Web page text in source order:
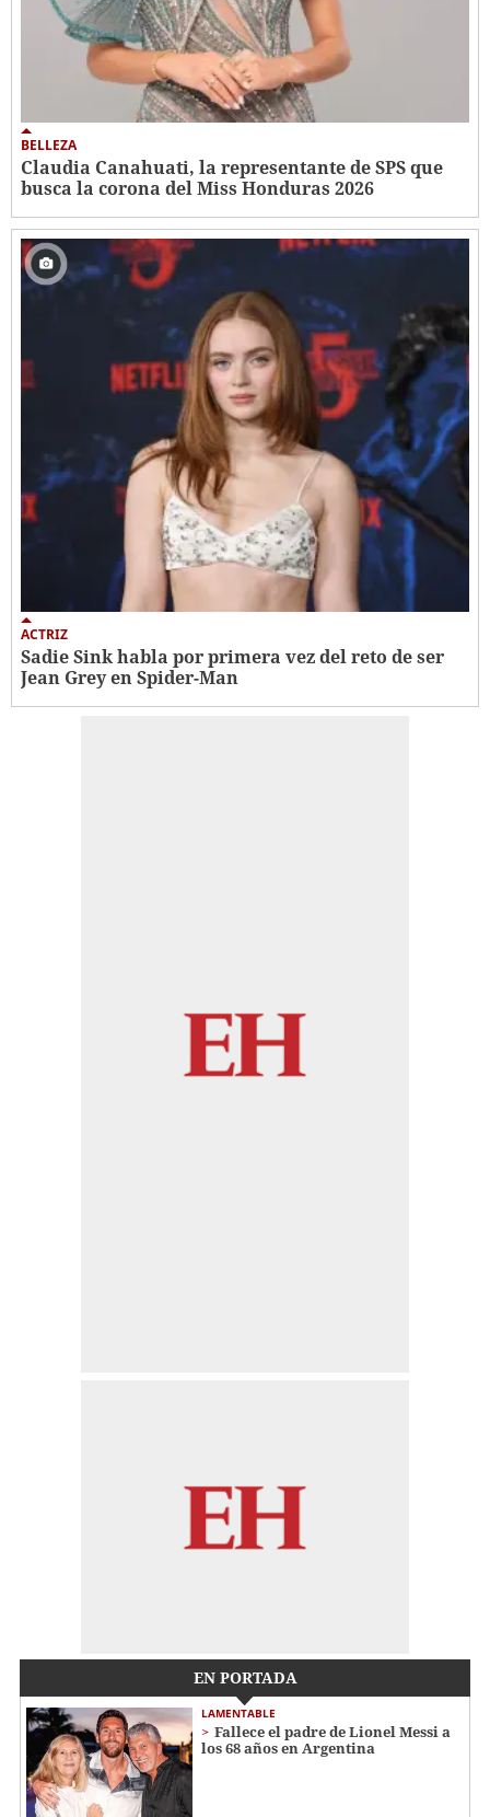
BELLEZA
Claudia Canahuati, la representante de SPS que
busca la corona del Miss Honduras 2026
ACTRIZ
Sadie Sink habla por primera vez del reto de ser
Jean Grey en Spider-Man
EN PORTADA
LAMENTABLE
Fallece el padre de Lionel Messi a
los 68 años en Argentina